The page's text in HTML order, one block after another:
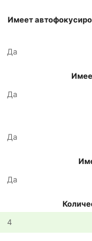
Имеет
Да
Да
Да
Да
4